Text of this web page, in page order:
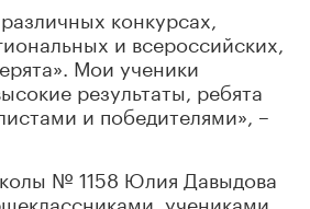
конкурсах,
и всероссийских,
Мои ученики
результаты, ребята
и победителями», –
№ 1158 Юлия Давыдова
учениками